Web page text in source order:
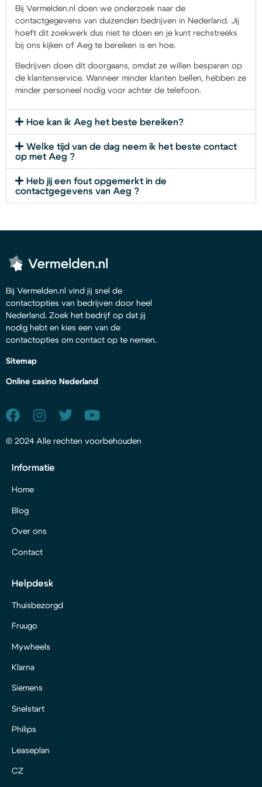
Bij Vermelden.nl doen we onderzoek naar de
contactgegevens van duizenden bedrijven in Nederland. Jij
hoeft dit zoekwerk dus niet te doen en je kunt rechstreeks
bij ons kijken of Aeg te bereiken is en hoe.
Bedrijven doen dit doorgaans, omdat ze willen besparen op
de klantenservice. Wanneer minder klanten bellen, hebben ze
minder personeel nodig voor achter de telefoon.
Hoe kan ik Aeg het beste bereiken?
Welke tijd van de dag neem ik het beste contact
op met Aeg ?
Heb jij een fout opgemerkt in de
contactgegevens van Aeg ?
Bij Vermelden.nl vind jij snel de
contactopties van bedrijven door heel
Nederland. Zoek het bedrijf op dat jij
nodig hebt en kies een van de
contactopties om contact op te nemen.
Sitemap
Online casino Nederland
© 2024 Alle rechten voorbehouden
Informatie
Home
Blog
Over ons
Contact
Helpdesk
Thuisbezorgd
Fruugo
Mywheels
Klarna
Siemens
Snelstart
Philips
Leaseplan
CZ